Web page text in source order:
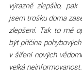
výrazně zlepšilo,
jsem trošku doma
zlepšení. Tak to mě
být příčina
v šíření nových
velká